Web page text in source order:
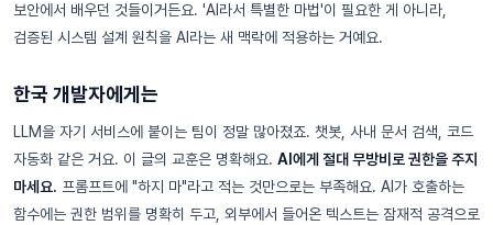
보안에서 배우던 것들이거든요. 'AI라서 특별한 마법'이 필요한 게 아니라,
검증된 시스템 설계 원칙을 AI라는 새 맥락에 적용하는 거예요.
한국 개발자에게는
LLM을 자기 서비스에 붙이는 팀이 정말 많아졌죠. 챗봇, 사내 문서 검색, 코드
자동화 같은 거요. 이 글의 교훈은 명확해요. AI에게 절대 무방비로 권한을 주지
마세요. 프롬프트에 "하지 마"라고 적는 것만으로는 부족해요. AI가 호출하는
함수에는 권한 범위를 명확히 두고, 외부에서 들어온 텍스트는 잠재적 공격으로